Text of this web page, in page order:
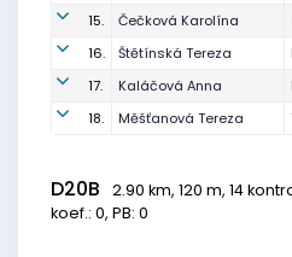
15. Čečková Karolína
16.
Štětínská Tereza
17.
Kaláčová Anna
18.
Měšťanová Tereza
D20B 2.90 km, 120 m, 14
koef.: 0, PB: 0